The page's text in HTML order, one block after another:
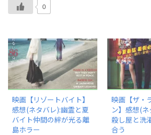
0
映画【リゾートバイト】
感想(ネタバレ):幽霊と夏
バイト仲間の絆が光る離
島ホラー
映画【ザ・
ン】感想(
殺し屋と洗
合う